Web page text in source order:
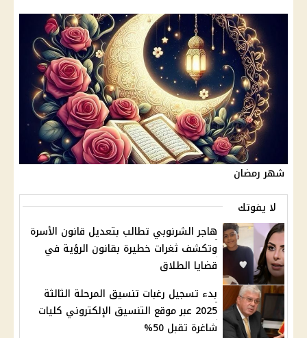
شهر رمضان
لا يفوتك
هاجر الشرنوبي تطالب بتعديل قانون الأسرة
وتكشف ثغرات خطيرة بقانون الرؤية في
قضايا الطلاق
بدء تسجيل رغبات تنسيق المرحلة الثالثة
2025 عبر موقع التنسيق الإلكتروني كليات
شاغرة تقبل 50%